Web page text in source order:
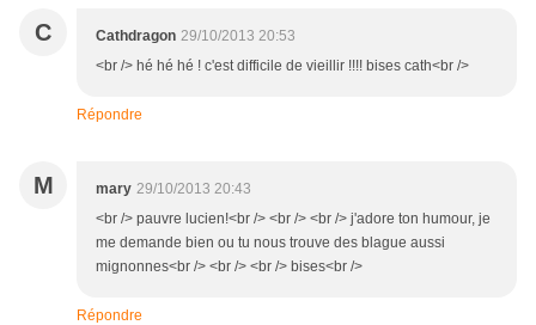
C Cathdragon 29/10/2013 20:53
<br /> hé hé hé ! c'est difficile de vieillir !!!! bises cath<br />
Répondre
M mary 29/10/2013 20:43
<br /> pauvre lucien!<br /> <br /> <br /> j'adore ton humour, je
me demande bien ou tu nous trouve des blague aussi
mignonnes<br /> <br /> <br /> bises<br />
Répondre